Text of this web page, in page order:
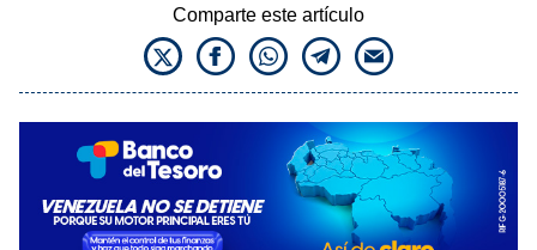
Comparte este artículo